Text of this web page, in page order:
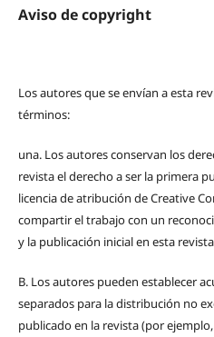
Aviso de copyright
Los autores que se envían a esta
términos:
una. Los autores conservan los
revista el derecho a ser la primera
licencia de atribución de Creative
compartir el trabajo con un
y la publicación inicial en esta
B. Los autores pueden establecer
separados para la distribución no
publicado en la revista (por